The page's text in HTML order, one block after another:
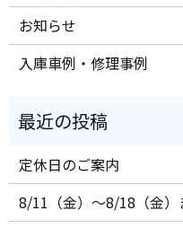
お知らせ
入庫車例・修理事例
定休日のご案内
8/11（金）～8/18（金